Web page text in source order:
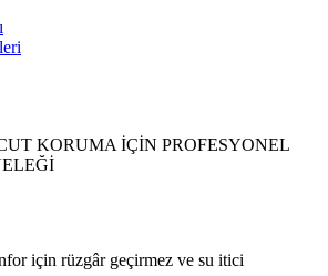
KORUMA İÇİN PROFESYONEL
için rüzgâr geçirmez ve su itici